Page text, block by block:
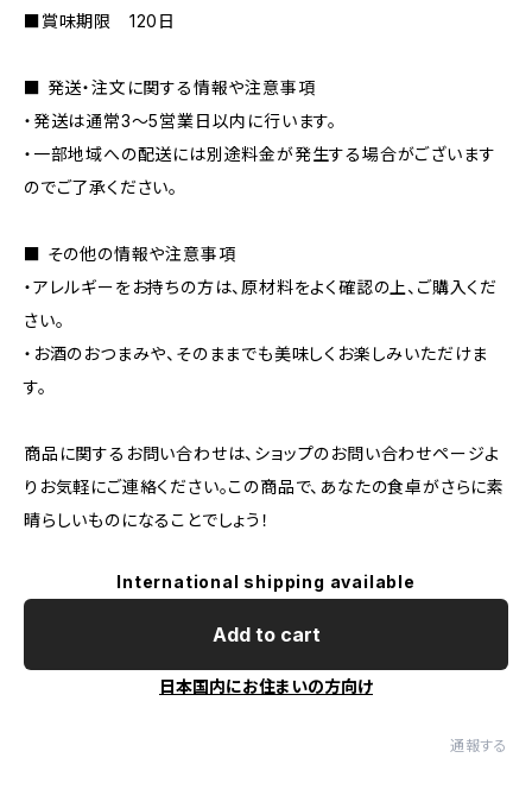
■賞味期限 120日
■ 発送・注文に関する情報や注意事項
・発送は通常3〜5営業日以内に行います。
・一部地域への配送には別途料金が発生する場合がございます
のでご了承ください。
■ その他の情報や注意事項
・アレルギーをお持ちの方は、原材料をよく確認の上、ご購入くだ
さい。
・お酒のおつまみや、そのままでも美味しくお楽しみいただけま
す。
商品に関するお問い合わせは、ショップのお問い合わせページよ
りお気軽にご連絡ください。この商品で、あなたの食卓がさらに素
晴らしいものになることでしょう！
International shipping available
Add to cart
日本国内にお住まいの方向け
通報する